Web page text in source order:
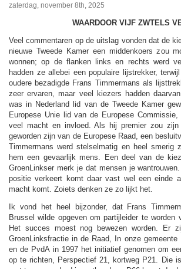
zaterdag, november 8th, 2025
WAARDOOR VIJF ZWTELS
Veel commentaren op de uitslag vonden dat de
nieuwe Tweede Kamer een middenkoers zou
wonnen; op de flanken links en rechts werd
hadden ze allebei een populaire lijstrekker,
oudere bezadigde Frans Timmermans als
zeer ervaren, maar veel kiezers hadden
was in Nederland lid van de Tweede Kamer
Europese Unie lid van de Europese
veel macht en invloed. Als hij premier zou
geworden zijn van de Europese Raad, een
Timmermans werd stelselmatig en heel
hem een gevaarlijk mens. Een deel van de
GroenLinkser merk je dat mensen je
positie verkeert komt daar vast wel een einde
macht komt. Zoiets denken ze zo lijkt het.
Ik vond het heel bijzonder, dat Frans
Brussel wilde opgeven om partijleider te worden
Het succes moest nog bewezen worden. Er
GroenLinksfractie in de Raad, In onze gemeente
en de PvdA in 1997 het initiatief genomen om
op te richten, Perspectief 21, kortweg P21. Die